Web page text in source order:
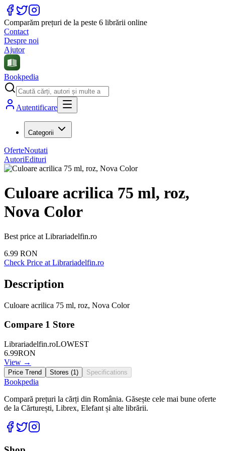
Comparăm prețuri de la peste 6 librării online
Contact
Despre noi
Ajutor
Bookpedia
Autentificare
Categorii
OferteNoutati
AutoriEdituri
Culoare acrilica 75 ml, roz,
Nova Color
Best price at Librariadelfin.ro
6.99 RON
Check Price at Librariadelfin.ro
Description
Culoare acrilica 75 ml, roz, Nova Color
Compare 1 Store
Librariadelfin.roLOWEST
6.99RON
View →
Price Trend Stores (1) Specifications
Bookpedia
Compară prețuri la cărți din România. Găsește cele mai bune oferte
de la Cărturești, Librex, Elefant și alte librării.
Facebook
Twitter